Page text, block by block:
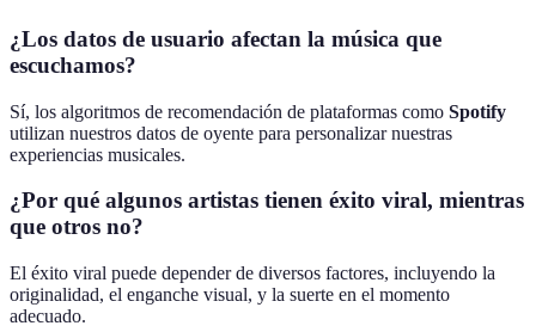
¿Los datos de usuario afectan la música que
escuchamos?
Sí, los algoritmos de recomendación de plataformas como Spotify
utilizan nuestros datos de oyente para personalizar nuestras
experiencias musicales.
¿Por qué algunos artistas tienen éxito viral, mientras
que otros no?
El éxito viral puede depender de diversos factores, incluyendo la
originalidad, el enganche visual, y la suerte en el momento
adecuado.